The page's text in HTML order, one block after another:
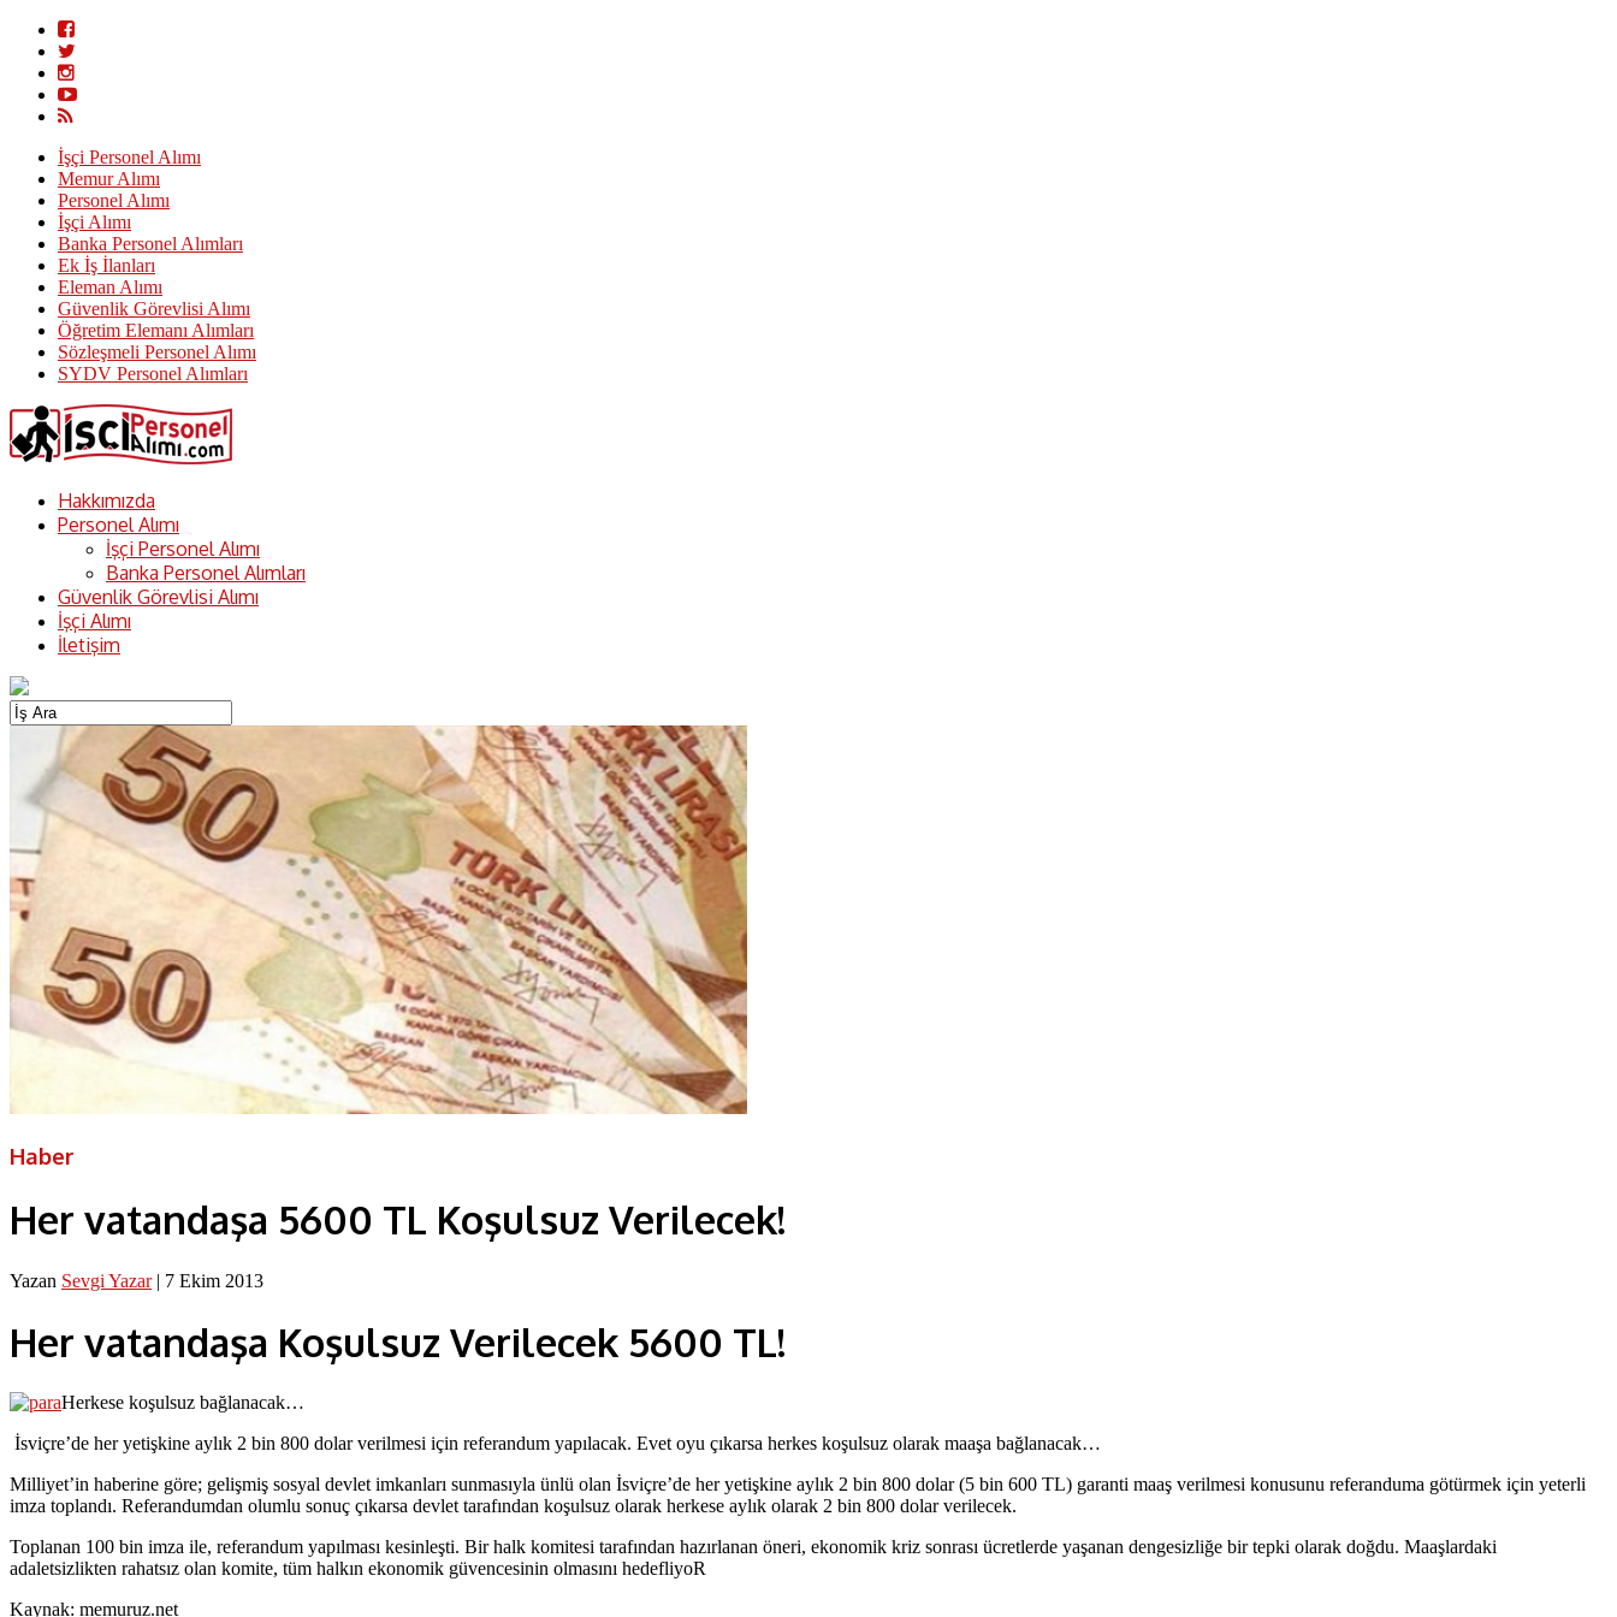
İşçi Personel Alımı
Memur Alımı
Personel Alımı
İşçi Alımı
Banka Personel Alımları
Ek İş İlanları
Eleman Alımı
Güvenlik Görevlisi Alımı
Öğretim Elemanı Alımları
Sözleşmeli Personel Alımı
SYDV Personel Alımları
Hakkımızda
Personel Alımı
İşçi Personel Alımı
Banka Personel Alımları
Güvenlik Görevlisi Alımı
İşçi Alımı
İletişim
Haber
Her vatandaşa 5600 TL Koşulsuz Verilecek!
Yazan Sevgi Yazar| 7 Ekim 2013
Her vatandaşa Koşulsuz Verilecek 5600 TL!
Herkese koşulsuz bağlanacak…
İsviçre’de her yetişkine aylık 2 bin 800 dolar verilmesi için referandum yapılacak. Evet oyu çıkarsa herkes koşulsuz olarak maaşa bağlanacak…
Milliyet’in haberine göre; gelişmiş sosyal devlet imkanları sunmasıyla ünlü olan İsviçre’de her yetişkine aylık 2 bin 800 dolar (5 bin 600 TL) garanti maaş verilmesi konusunu referanduma götürmek için yeterli
imza toplandı. Referandumdan olumlu sonuç çıkarsa devlet tarafından koşulsuz olarak herkese aylık olarak 2 bin 800 dolar verilecek.
Toplanan 100 bin imza ile, referandum yapılması kesinleşti. Bir halk komitesi tarafından hazırlanan öneri, ekonomik kriz sonrası ücretlerde yaşanan dengesizliğe bir tepki olarak doğdu. Maaşlardaki
adaletsizlikten rahatsız olan komite, tüm halkın ekonomik güvencesinin olmasını hedefliyoR
Kaynak: memuruz.net